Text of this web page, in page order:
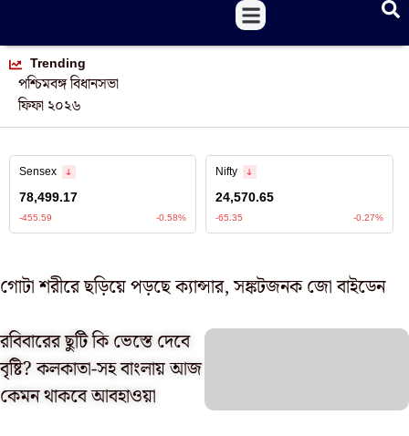
Trending
পশ্চিমবঙ্গ বিধানসভা
ফিফা ২০২৬
গোটা শরীরে ছড়িয়ে পড়ছে ক্যান্সার, সঙ্কটজনক জো বাইডেন
রবিবারের ছুটি কি ভেস্তে দেবে
বৃষ্টি? কলকাতা-সহ বাংলায় আজ
কেমন থাকবে আবহাওয়া